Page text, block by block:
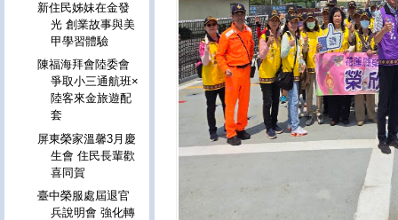
新住民姊妹在金發
光 創業故事與美
甲學習體驗
陳福海拜會陸委會
爭取小三通航班×
陸客來金旅遊配
套
屏東榮家溫馨3月慶
生會 住民長輩歡
喜同賀
臺中榮服處屆退官
兵說明會 強化轉